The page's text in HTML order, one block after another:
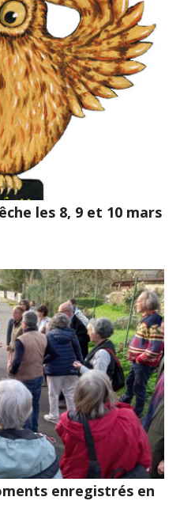
les 8, 9 et 10 mars
enregistrés en